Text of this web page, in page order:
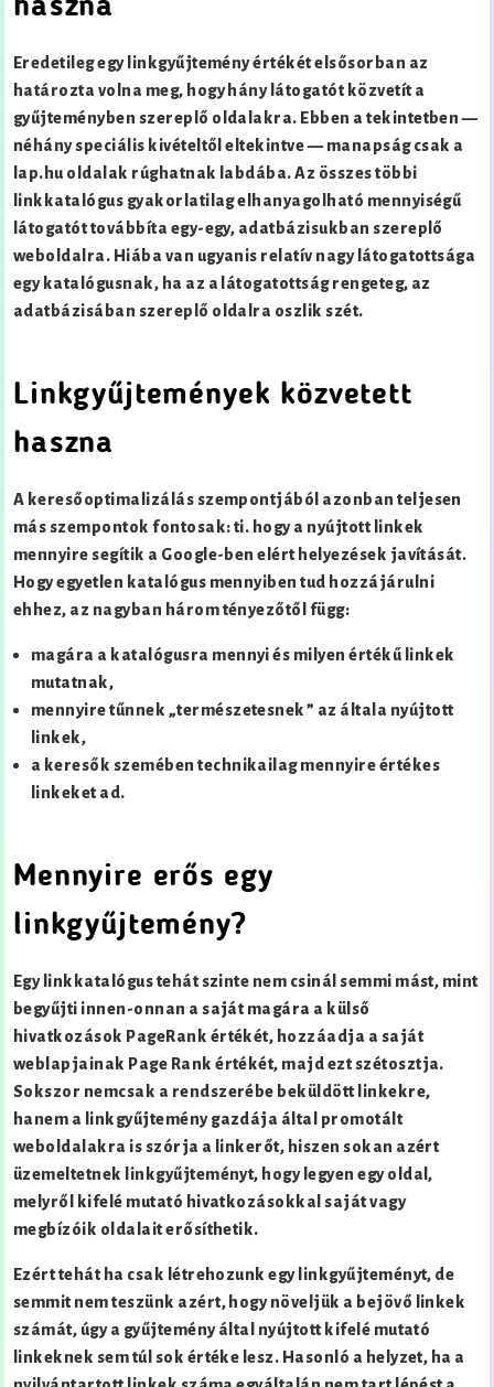
haszna
Eredetileg egy linkgyűjtemény értékét elsősorban az
határozta volna meg, hogy hány látogatót közvetít a
gyűjteményben szereplő oldalakra. Ebben a tekintetben —
néhány speciális kivételtől eltekintve — manapság csak a
lap.hu oldalak rúghatnak labdába. Az összes többi
linkkatalógus gyakorlatilag elhanyagolható mennyiségű
látogatót továbbíta egy-egy, adatbázisukban szereplő
weboldalra. Hiába van ugyanis relatív nagy látogatottsága
egy katalógusnak, ha az a látogatottság rengeteg, az
adatbázisában szereplő oldalra oszlik szét.
Linkgyűjtemények közvetett
haszna
A keresőoptimalizálás szempontjából azonban teljesen
más szempontok fontosak: ti. hogy a nyújtott linkek
mennyire segítik a Google-ben elért helyezések javítását.
Hogy egyetlen katalógus mennyiben tud hozzájárulni
ehhez, az nagyban három tényezőtől függ:
magára a katalógusra mennyi és milyen értékű linkek
mutatnak,
mennyire tűnnek „természetesnek” az általa nyújtott
linkek,
a keresők szemében technikailag mennyire értékes
linkeket ad.
Mennyire erős egy
linkgyűjtemény?
Egy linkkatalógus tehát szinte nem csinál semmi mást, mint
begyűjti innen-onnan a saját magára a külső
hivatkozások PageRank értékét, hozzáadja a saját
weblapjainak Page Rank értékét, majd ezt szétosztja.
Sokszor nemcsak a rendszerébe beküldött linkekre,
hanem a linkgyűjtemény gazdája által promotált
weboldalakra is szórja a linkerőt, hiszen sokan azért
üzemeltetnek linkgyűjteményt, hogy legyen egy oldal,
melyről kifelé mutató hivatkozásokkal saját vagy
megbízóik oldalait erősíthetik.
Ezért tehát ha csak létrehozunk egy linkgyűjteményt, de
semmit nem teszünk azért, hogy növeljük a bejövő linkek
számát, úgy a gyűjtemény által nyújtott kifelé mutató
linkeknek sem túl sok értéke lesz. Hasonló a helyzet, ha a